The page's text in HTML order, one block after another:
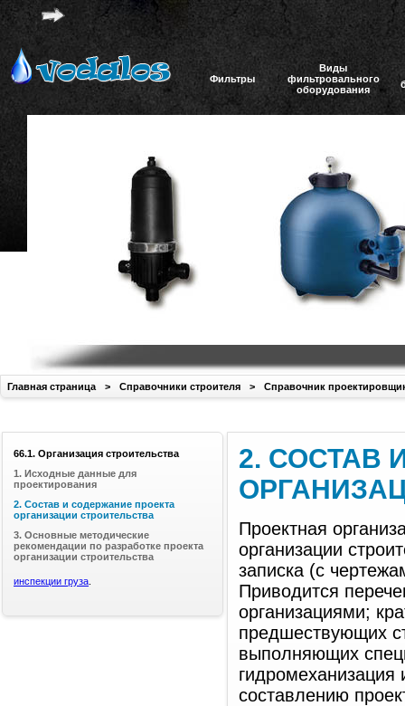
Фильтры
Виды
фильтровального
оборудования
Главная страница > Справочники строителя > Справочник
2. СОСТАВ
Проектная
организации
записка (с
Приводится
организациями;
предшествующих
выполняющих
составлению
66.1. Организация строительства
1. Исходные данные для
проектирования
2. Состав и содержание проекта
организации строительства
3. Основные методические
рекомендации по разработке проекта
организации строительства
инспекции груза